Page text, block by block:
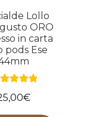
Lollo
ORO
in carta
pods Ese
su 5
€